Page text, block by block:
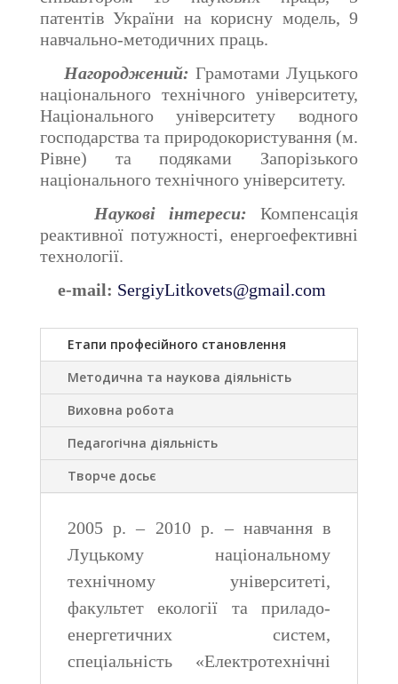
патентів України на корисну модель, 9
навчально-методичних праць.
Нагороджений:Грамотами Луцького
національного технічного університету,
Національного університету водного
господарства та природокористування (м.
Рівне) та подяками Запорізького
національного технічного університету.
Наукові інтереси:Компенсація
реактивної потужності, енергоефективні
технології.
e-mail: SergiyLitkovets@gmail.com
Етапи професійного становлення
Методична та наукова діяльність
Виховна робота
Педагогічна діяльність
Творче досьє
2005 р. – 2010 р. – навчання в
Луцькому національному
технічному університеті,
факультет екології та приладо-
енергетичних систем,
спеціальність «Електротехнічні